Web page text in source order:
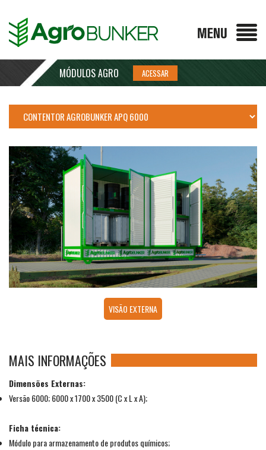
MÓDULOS AGRO
VISÃO EXTERNA
MAIS INFORMAÇÕES
Dimensões Externas:
Versão 6000; 6000 x 1700 x 3500 (C x L x A);
Ficha técnica:
Módulo para armazenamento de produtos químicos;